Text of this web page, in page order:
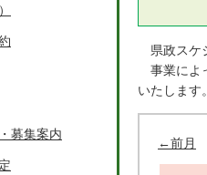
県政スケ
事業によ
いたします。
←前月
募集案内